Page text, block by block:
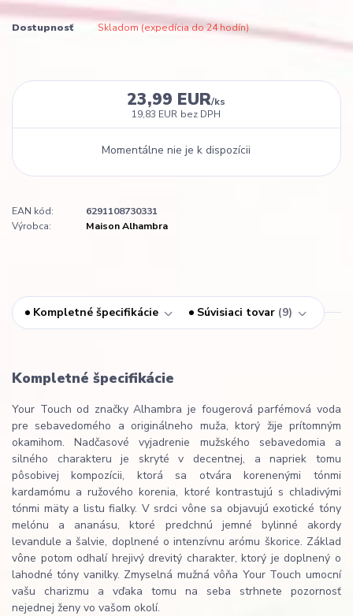
Dostupnosť Skladom (expedícia do 24 hodín)
23,99 EUR/ks
19,83 EUR bez DPH
Momentálne nie je k dispozícii
EAN kód:
6291108730331
Výrobca:
Maison Alhambra
Kompletné špecifikácie Súvisiaci tovar 9
Kompletné špecifikácie
Your Touch od značky Alhambra je fougerová parfémová voda
pre sebavedomého a originálneho muža, ktorý žije prítomným
okamihom. Nadčasové vyjadrenie mužského sebavedomia a
silného charakteru je skryté v decentnej, a napriek tomu
pôsobivej kompozícii, ktorá sa otvára korenenými tónmi
kardamómu a ružového korenia, ktoré kontrastujú s chladivými
tónmi mäty a listu fialky. V srdci vône sa objavujú exotické tóny
melónu a ananásu, ktoré predchnú jemné bylinné akordy
levandule a šalvie, doplnené o intenzívnu arómu škorice. Základ
vône potom odhalí hrejivý drevitý charakter, ktorý je doplnený o
lahodné tóny vanilky. Zmyselná mužná vôňa Your Touch umocní
vašu charizmu a vďaka tomu na seba strhnete pozornosť
nejednej ženy vo vašom okolí.